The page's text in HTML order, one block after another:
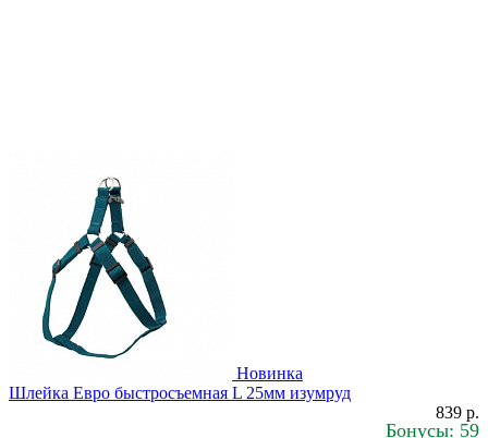
Новинка
Шлейка Евро быстросъемная L 25мм изумруд
839 р.
Бонусы: 59